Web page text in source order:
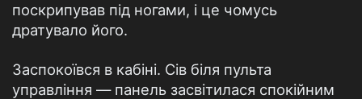
поскрипував під ногами, і це чомусь
дратувало його.
Заспокоївся в кабіні. Сів біля пульта
управління — панель засвітилася спокійним